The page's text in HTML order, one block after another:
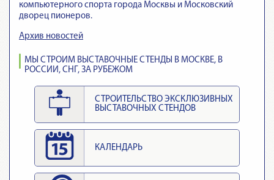
компьютерного спорта города Москвы и Московский
дворец пионеров.
Архив новостей
МЫ СТРОИМ ВЫСТАВОЧНЫЕ СТЕНДЫ В МОСКВЕ, В
РОССИИ, СНГ, ЗА РУБЕЖОМ
СТРОИТЕЛЬСТВО ЭКСКЛЮЗИВНЫХ
ВЫСТАВОЧНЫХ СТЕНДОВ
КАЛЕНДАРЬ